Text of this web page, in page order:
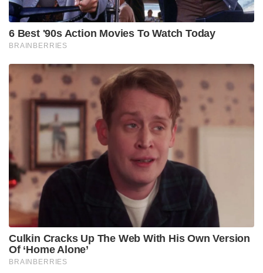
6 Best '90s Action Movies To Watch Today
BRAINBERRIES
Culkin Cracks Up The Web With His Own Version
Of ‘Home Alone’
BRAINBERRIES